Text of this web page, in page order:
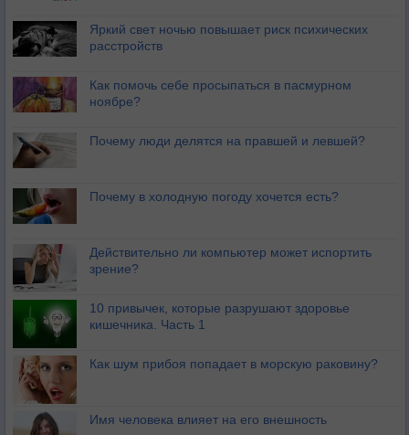
Яркий свет ночью повышает риск психических
расстройств
Как помочь себе просыпаться в пасмурном
ноябре?
Почему люди делятся на правшей и левшей?
Почему в холодную погоду хочется есть?
Действительно ли компьютер может испортить
зрение?
10 привычек, которые разрушают здоровье
кишечника. Часть 1
Как шум прибоя попадает в морскую раковину?
Имя человека влияет на его внешность